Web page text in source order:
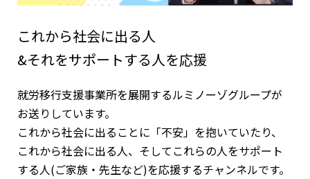
これから社会に出る人
&それをサポートする人を応援
就労移行支援事業所を展開するルミノーゾグループが
お送りしています。
これから社会に出ることに「不安」を抱いていたり、
これから社会に出る人、そしてこれらの人をサポート
する人(ご家族・先生など)を応援するチャンネルです。